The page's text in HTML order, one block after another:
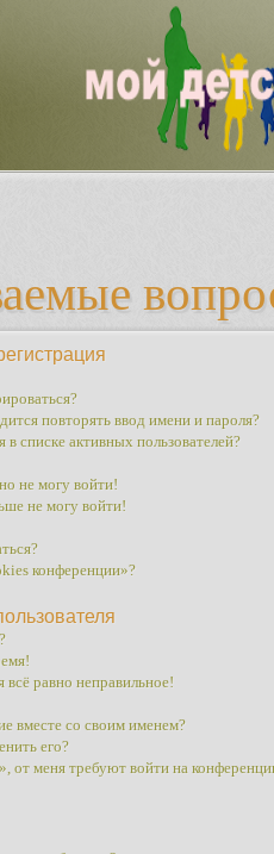
повторять ввод имени и пароля?
в списке активных пользователей?
не могу войти!
не могу войти!
конференции»?
равно неправильное!
вместе со своим именем?
его?
от меня требуют войти на